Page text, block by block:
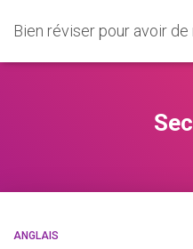
Bien réviser pour avoir
ANGLAIS